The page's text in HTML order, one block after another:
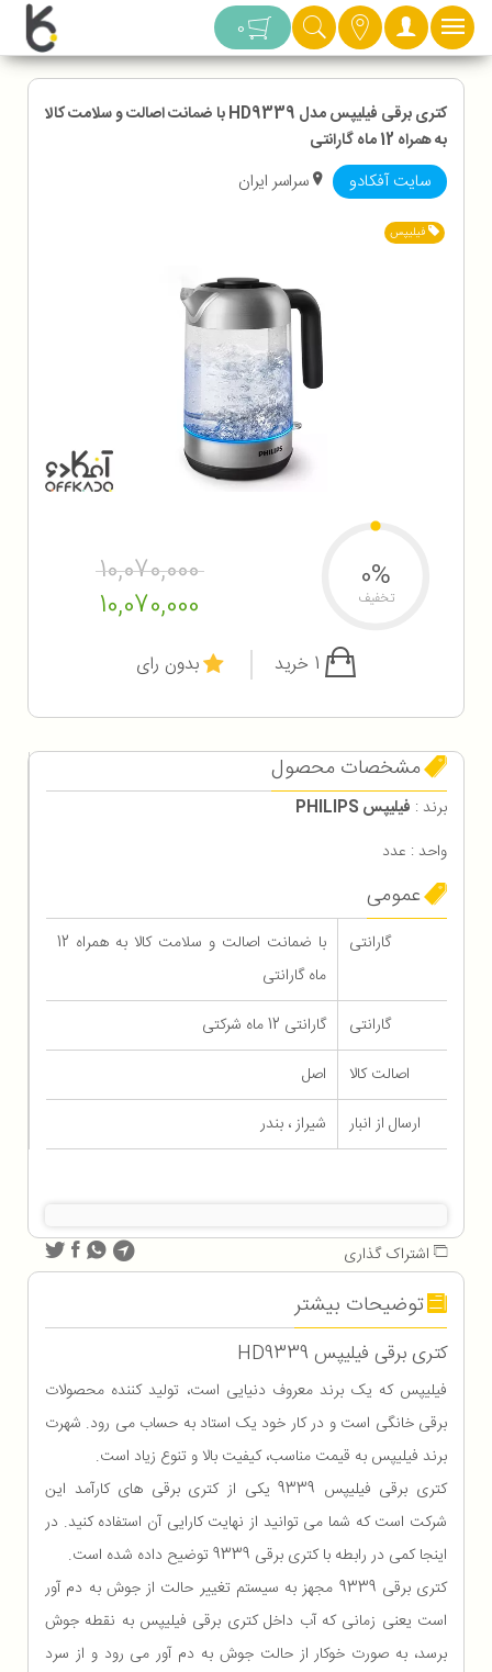
دسته بندی 0
کتری برقی فیلیپس مدل HD9339 با ضمانت اصالت و سلامت کالا
به همراه 12 ماه گارانتی
سایت آفکادو سراسر ایران
فیلیپس
10,070,000
10,070,000
0%
تخفیف
بدون رای
مشخصات محصول
برند : فیلیپس PHILIPS
واحد : عدد
عمومی
گارانتی
با ضمانت اصالت و سلامت کالا به همراه 12
ماه گارانتی
گارانتی
گارانتی 12 ماه شرکتی
اصالت کالا
اصل
ارسال از انبار
شیراز ، بندر
اشتراک گذاری
توضیحات بیشتر
کتری برقی فیلیپس HD9339
فیلیپس که یک برند معروف دنیایی است، تولید کننده محصولات
برقی خانگی است و در کار خود یک استاد به حساب می رود. شهرت
برند فیلیپس به قیمت مناسب، کیفیت بالا و تنوع زیاد است.
کتری برقی فیلیپس 9339 یکی از کتری برقی های کارآمد این
شرکت است که شما می توانید از نهایت کارایی آن استفاده کنید. در
اینجا کمی در رابطه با کتری برقی 9339 توضیح داده شده است.
کتری برقی 9339 مجهز به سیستم تغییر حالت از جوش به دم آور
است یعنی زمانی که آب داخل کتری برقی فیلیپس به نقطه جوش
برسد، به صورت خوکار از حالت جوش به دم آور می رود و از سرد